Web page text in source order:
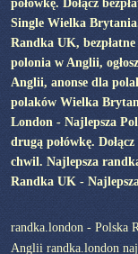
Single Wielka
Randka UK,
polonia w Anglii,
Anglii, anonse dla
polaków Wielka
London - Najlepsza
drugą połówkę.
chwil. Najlepsza
Randka UK -
randka.london - Polska
Anglii randka.london